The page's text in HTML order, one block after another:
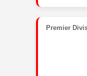
Premier